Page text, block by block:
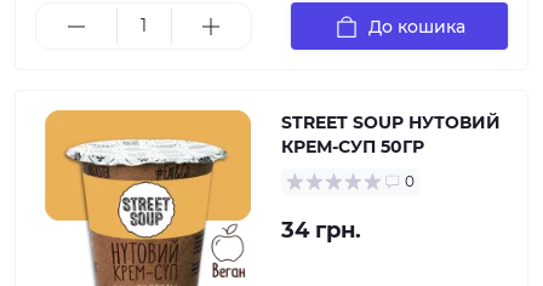
До кошика
STREET SOUP НУТОВИЙ
КРЕМ-СУП 50ГР
0
34 грн.